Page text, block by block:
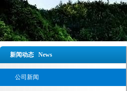
新闻动态 News
公司新闻